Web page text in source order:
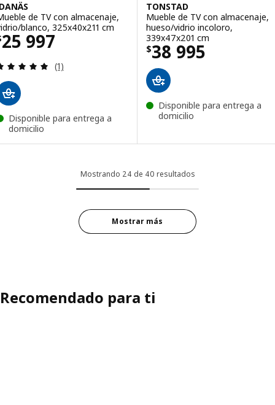
de TV con almacenaje,
blanco, 325x40x211 cm
25 997$ 25997
Revisa: 5 de 5 estrellas. Total opiniones:
(1)
Disponible para entrega a
domicilio
TONSTAD
Mueble de TV con almacenaje,
hueso/vidrio incoloro,
339x47x201 cm
$38 995
Precio $ 38995
Disponible para entrega a
domicilio
Mostrando 24 de 40 resultados
Mostrar más
Recomendado para ti